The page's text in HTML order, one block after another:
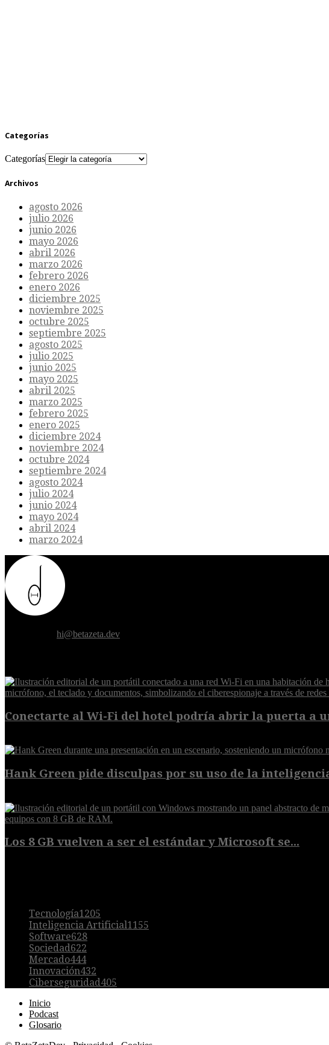
Categorías
Categorías
Archivos
agosto 2026
julio 2026
junio 2026
mayo 2026
abril 2026
marzo 2026
febrero 2026
enero 2026
diciembre 2025
noviembre 2025
octubre 2025
septiembre 2025
agosto 2025
julio 2025
junio 2025
mayo 2025
abril 2025
marzo 2025
febrero 2025
enero 2025
diciembre 2024
noviembre 2024
octubre 2024
septiembre 2024
agosto 2024
julio 2024
junio 2024
mayo 2024
abril 2024
marzo 2024
hi@betazeta.dev
Conectarte al Wi-Fi del hotel podría abrir la puerta a
Hank Green pide disculpas por su uso de la
Los 8 GB vuelven a ser el estándar y Microsoft se...
Tecnología1205
Inteligencia Artificial 1155
Software628
Sociedad 622
Mercado444
Innovación432
Ciberseguridad 405
Inicio
Podcast
Glosario